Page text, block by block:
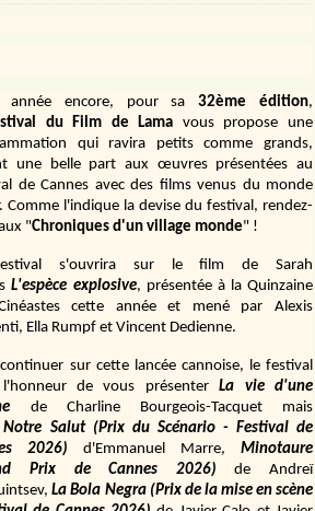
année encore, pour sa 32ème édition,
du Film de Lama vous propose une
qui ravira petits comme grands,
une belle part aux œuvres présentées au
de Cannes avec des films venus du monde
Comme l'indique la devise du festival, rendez-
"Chroniques d'un village monde" !
s'ouvrira sur le film de Sarah
L'espèce explosive, présentée à la Quinzaine
cette année et mené par Alexis
Ella Rumpf et Vincent Dedienne.
sur cette lancée cannoise, le festival
de vous présenter
La vie d'une
de Charline Bourgeois-Tacquet
mais
Notre Salut (Prix du Scénario - Festival de
2026)
d'Emmanuel Marre,
Minotaure
Prix de Cannes 2026)
de Andreï
La Bola Negra (Prix de la mise en scène